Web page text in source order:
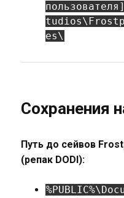
es\
Сохранения
Путь до сейвов
(репак DODI):